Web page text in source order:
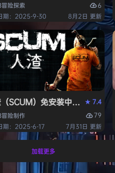
冒险探索
6
期：2025-9-30
8月2日 更新
）免安装中文版
SCUM）免安装中文版★7.4
冒险制作
79
期：2025-6-17
7月31日 更新
加载更多